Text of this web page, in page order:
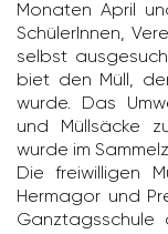
Monaten April
Schü­le­rInnen,
selbst
biet den Müll,
wurde. Das
und Müll­säcke
wurde im
Die frei­wil­ligen
Hermagor und
Ganz­tags­schule